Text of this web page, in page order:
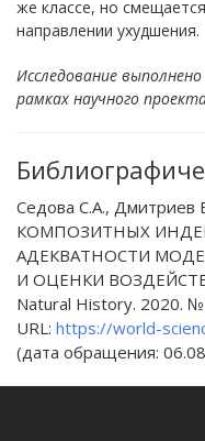
же классе, но
направлении ухудшения.
Исследование
рамках научного
Седова С.А.,
КОМПОЗИТНЫХ
АДЕКВАТНОСТИ
И ОЦЕНКИ
Natural History. 2020. №
URL: https://world-
(дата обращения: